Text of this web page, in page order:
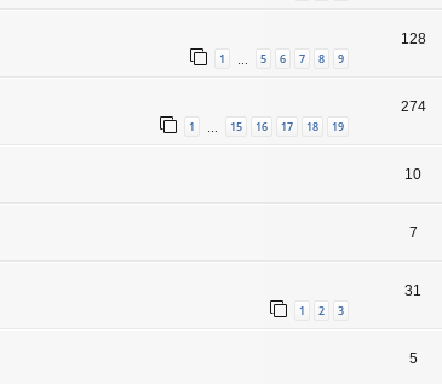
1 5 6 7 8 9
128
1 … 15 16 17 18 19
274
10
7
1 2 3
31
5